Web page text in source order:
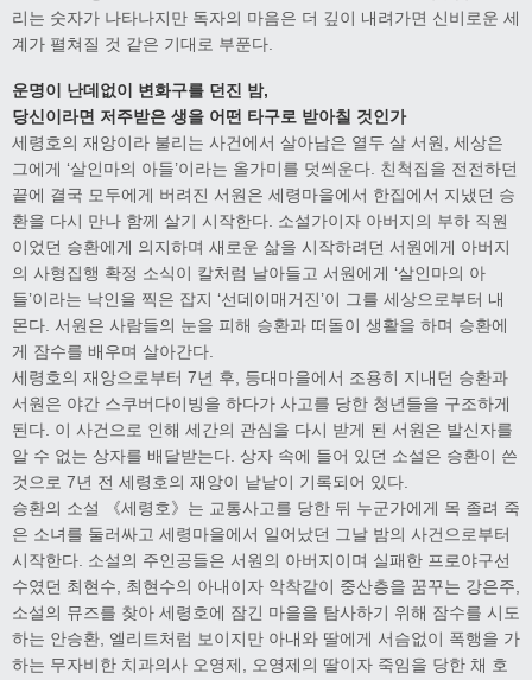
리는 숫자가 나타나지만 독자의 마음은 더 깊이 내려가면 신비로운 세
계가 펼쳐질 것 같은 기대로 부푼다.
운명이 난데없이 변화구를 던진 밤,
당신이라면 저주받은 생을 어떤 타구로 받아칠 것인가
세령호의 재앙이라 불리는 사건에서 살아남은 열두 살 서원, 세상은
그에게 ‘살인마의 아들’이라는 올가미를 덧씌운다. 친척집을 전전하던
끝에 결국 모두에게 버려진 서원은 세령마을에서 한집에서 지냈던 승
환을 다시 만나 함께 살기 시작한다. 소설가이자 아버지의 부하 직원
이었던 승환에게 의지하며 새로운 삶을 시작하려던 서원에게 아버지
의 사형집행 확정 소식이 칼처럼 날아들고 서원에게 ‘살인마의 아
들’이라는 낙인을 찍은 잡지 ‘선데이매거진’이 그를 세상으로부터 내
몬다. 서원은 사람들의 눈을 피해 승환과 떠돌이 생활을 하며 승환에
게 잠수를 배우며 살아간다.
세령호의 재앙으로부터 7년 후, 등대마을에서 조용히 지내던 승환과
서원은 야간 스쿠버다이빙을 하다가 사고를 당한 청년들을 구조하게
된다. 이 사건으로 인해 세간의 관심을 다시 받게 된 서원은 발신자를
알 수 없는 상자를 배달받는다. 상자 속에 들어 있던 소설은 승환이 쓴
것으로 7년 전 세령호의 재앙이 낱낱이 기록되어 있다.
승환의 소설 《세령호》는 교통사고를 당한 뒤 누군가에게 목 졸려 죽
은 소녀를 둘러싸고 세령마을에서 일어났던 그날 밤의 사건으로부터
시작한다. 소설의 주인공들은 서원의 아버지이며 실패한 프로야구선
수였던 최현수, 최현수의 아내이자 악착같이 중산층을 꿈꾸는 강은주,
소설의 뮤즈를 찾아 세령호에 잠긴 마을을 탐사하기 위해 잠수를 시도
하는 안승환, 엘리트처럼 보이지만 아내와 딸에게 서슴없이 폭행을 가
하는 무자비한 치과의사 오영제, 오영제의 딸이자 죽임을 당한 채 호